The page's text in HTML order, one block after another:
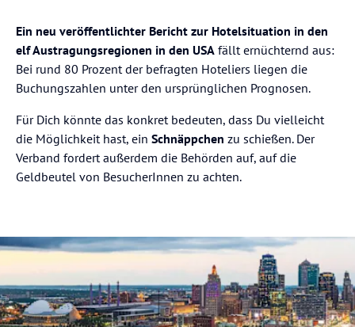
Ein neu veröffentlichter Bericht zur Hotelsituation in den
elf Austragungsregionen in den USA fällt ernüchternd aus:
Bei rund 80 Prozent der befragten Hoteliers liegen die
Buchungszahlen unter den ursprünglichen Prognosen.
Für Dich könnte das konkret bedeuten, dass Du vielleicht
die Möglichkeit hast, ein Schnäppchen zu schießen. Der
Verband fordert außerdem die Behörden auf, auf die
Geldbeutel von BesucherInnen zu achten.